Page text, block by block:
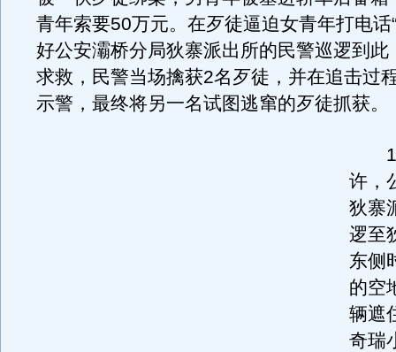
青年索要50万元。在歹徒逼迫女青年打电话
好公安灞桥分局狄寨派出所的民警巡逻到此
求救，民警当场擒获2名歹徒，并在追击过
示警，最终将另一名试图逃窜的歹徒抓获。
11
许，
狄寨
逻至
东侧
的空
辆遮
奇瑞